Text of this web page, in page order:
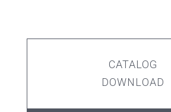
CATALOG
DOWNLOAD